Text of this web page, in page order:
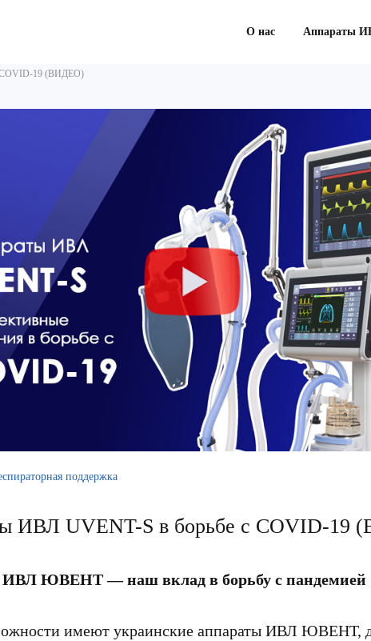
О нас Аппараты
COVID-19 (ВИДЕО)
поддержка
ИВЛ UVENT-S в борьбе с COVID-19
ЮВЕНТ — наш вклад в борьбу с пандемией
имеют украинские аппараты ИВЛ ЮВЕНТ,